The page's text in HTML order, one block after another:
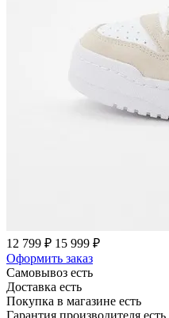
12 799 ₽ 15 999 ₽
Оформить заказ
Самовывоз есть
Доставка есть
Покупка в магазине есть
Гарантия производителя есть